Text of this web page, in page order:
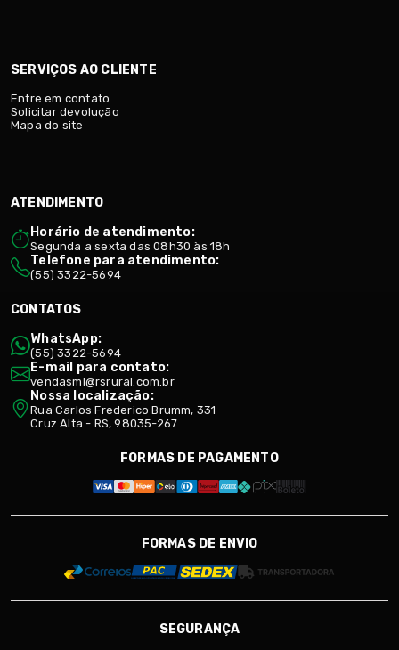
SERVIÇOS AO CLIENTE
Entre em contato
Solicitar devolução
Mapa do site
ATENDIMENTO
Horário de atendimento:
Segunda a sexta das 08h30 às 18h
Telefone para atendimento:
(55) 3322-5694
CONTATOS
WhatsApp:
(55) 3322-5694
E-mail para contato:
vendasml@rsrural.com.br
Nossa localização:
Rua Carlos Frederico Brumm, 331
Cruz Alta - RS, 98035-267
FORMAS DE PAGAMENTO
FORMAS DE ENVIO
SEGURANÇA